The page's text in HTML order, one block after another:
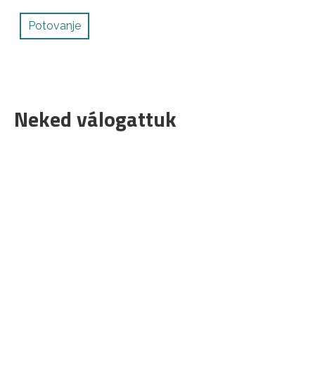
Potovanje
Neked válogattuk